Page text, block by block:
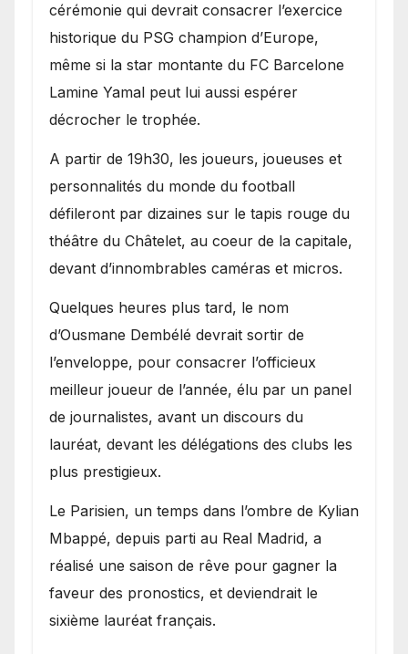
cérémonie qui devrait consacrer l’exercice
historique du PSG champion d’Europe,
même si la star montante du FC Barcelone
Lamine Yamal peut lui aussi espérer
décrocher le trophée.
A partir de 19h30, les joueurs, joueuses et
personnalités du monde du football
défileront par dizaines sur le tapis rouge du
théâtre du Châtelet, au coeur de la capitale,
devant d’innombrables caméras et micros.
Quelques heures plus tard, le nom
d’Ousmane Dembélé devrait sortir de
l’enveloppe, pour consacrer l’officieux
meilleur joueur de l’année, élu par un panel
de journalistes, avant un discours du
lauréat, devant les délégations des clubs les
plus prestigieux.
Le Parisien, un temps dans l’ombre de Kylian
Mbappé, depuis parti au Real Madrid, a
réalisé une saison de rêve pour gagner la
faveur des pronostics, et deviendrait le
sixième lauréat français.